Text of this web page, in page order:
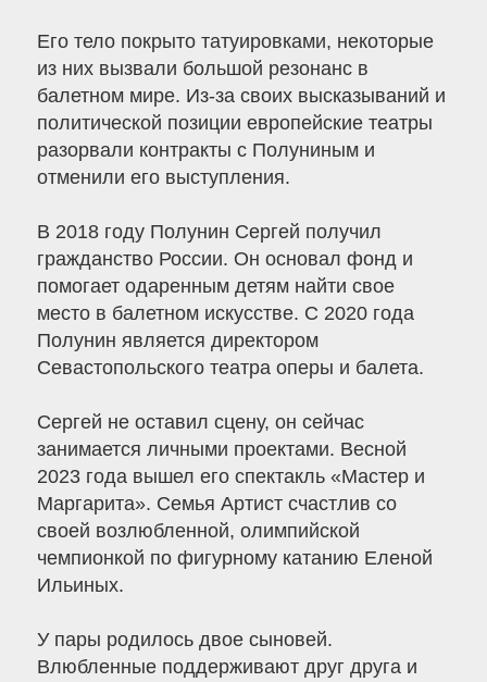
Его тело покрыто татуировками, некоторые
из них вызвали большой резонанс в
балетном мире. Из-за своих высказываний и
политической позиции европейские театры
разорвали контракты с Полуниным и
отменили его выступления.
В 2018 году Полунин Сергей получил
гражданство России. Он основал фонд и
помогает одаренным детям найти свое
место в балетном искусстве. С 2020 года
Полунин является директором
Севастопольского театра оперы и балета.
Сергей не оставил сцену, он сейчас
занимается личными проектами. Весной
2023 года вышел его спектакль «Мастер и
Маргарита». Семья Артист счастлив со
своей возлюбленной, олимпийской
чемпионкой по фигурному катанию Еленой
Ильиных.
У пары родилось двое сыновей.
Влюбленные поддерживают друг друга и